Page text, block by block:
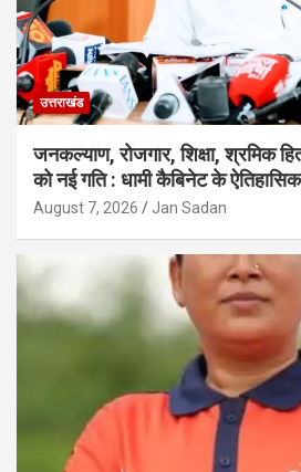
उत्तराखंड
जनकल्याण, रोजगार, शिक्षा, श्रमिक
को नई गति : धामी कैबिनेट के
August 7, 2026 Jan Sadan